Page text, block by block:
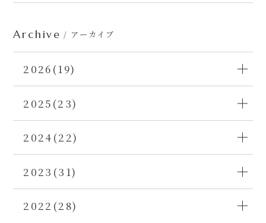
Archive / アーカイブ
2026(19)
2025(23)
2024(22)
2023(31)
2022(28)